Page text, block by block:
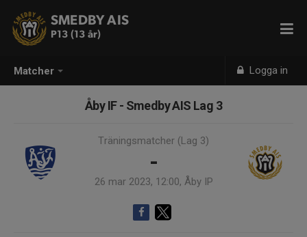
Matcher Logga in
SMEDBY AIS
P13 (13 år)
Åby IF - Smedby AIS Lag 3
Träningsmatcher (Lag 3)
-
26 mar 2023, 12:00, Åby IP